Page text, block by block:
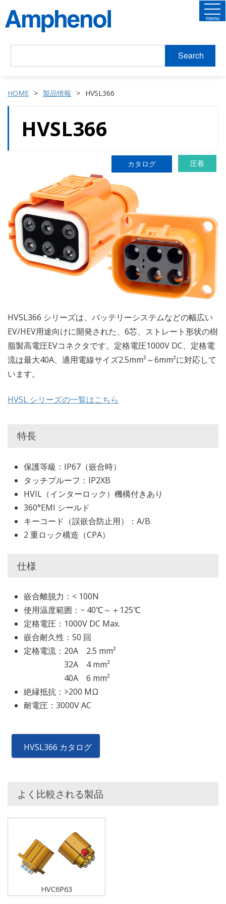
Search
menu
HOME 製品情報 HVSL366
HVSL366
カタログ 圧着
HVSL366 シリーズは、バッテリーシステムなどの幅広い
EV/HEV用途向けに開発された、6芯、ストレート形状の樹
脂製高電圧EVコネクタです。定格電圧1000V DC、定格電
流は最大40A、適用電線サイズ2.5mm²～6mm²に対応して
います。
HVSL シリーズの一覧はこちら
特長
保護等級：IP67（嵌合時）
タッチプルーフ：IP2XB
HVIL（インターロック）機構付きあり
360°EMI シールド
キーコード（誤嵌合防止用）：A/B
2 重ロック構造（CPA）
仕様
嵌合離脱力：< 100N
使用温度範囲：− 40℃～＋125℃
定格電圧：1000V DC Max.
嵌合耐久性：50 回
定格電流：20A 2.5 mm²
32A 4 mm²
40A 6 mm²
絶縁抵抗：>200 MΩ
耐電圧：3000V AC
HVSL366 カタログ
よく比較される製品
HVC6P63